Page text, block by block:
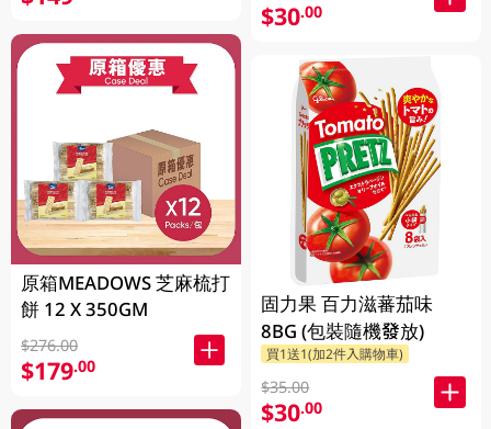
原箱MEADOWS 芝麻梳打
餅 12 X 350GM
$276.00
$179.00
$30.00
固力果 百力滋蕃茄味
8BG (包裝隨機發放)
買1送1(加2件入購物車)
$35.00
$30.00